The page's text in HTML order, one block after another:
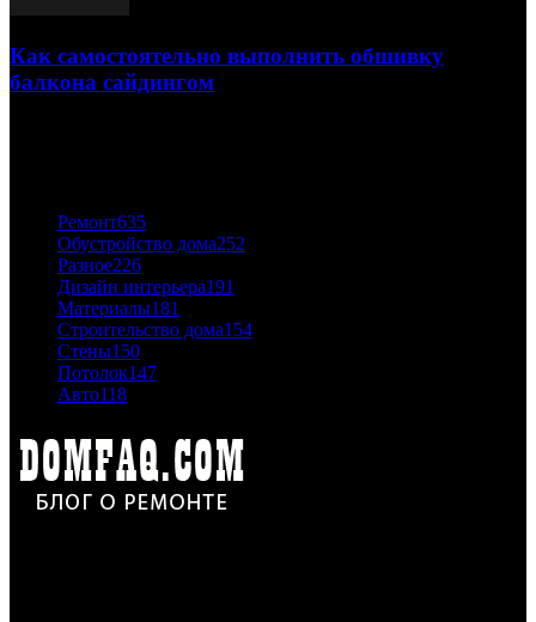
Как самостоятельно выполнить обшивку
балкона сайдингом
Ремонт635
Обустройство дома252
Разное226
Дизайн интерьера191
Материалы181
Строительство дома154
Стены150
Потолок147
Авто118